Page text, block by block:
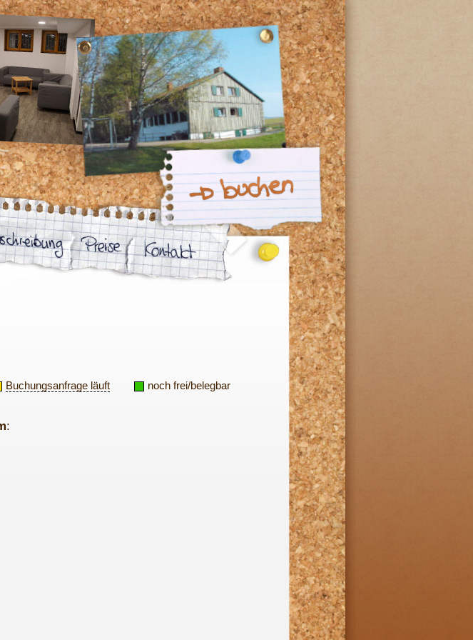
Buchungsanfrage läuft noch frei/belegbar
: